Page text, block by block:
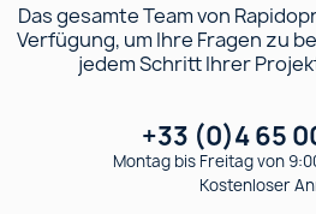
Das gesamte Team von
Verfügung, um Ihre Fragen zu
jedem Schritt Ihrer
+33 (0)4 65
Montag bis Freitag von
Kostenloser